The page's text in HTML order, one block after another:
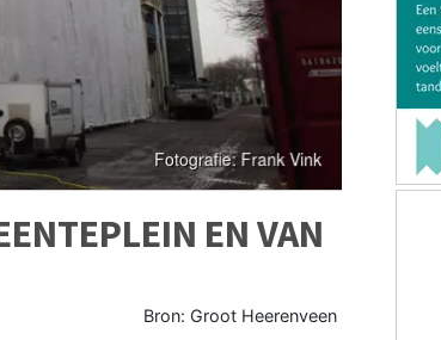
EN VAN
Bron: Groot Heerenveen